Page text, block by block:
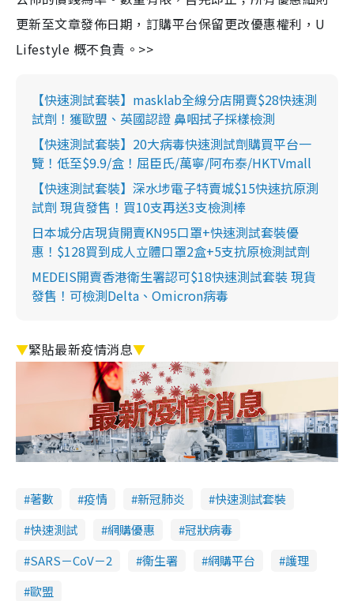
更新至文章發佈日期，訂購平台保留更改優惠權利，U
Lifestyle 概不負責。>>
【快速測試套裝】masklab全線分店開賣$28快速測
試劑！獲歐盟、英國認證 鼻咽拭子採樣檢測
【快速測試套裝】20大病毒快速測試劑購買平台一
覽！低至$9.9/盒！屈臣氏/萬寧/阿布泰/HKTVmall
【快速測試套裝】深水埗電子特賣城$15快速抗原測
試劑 現貨發售！買10支再送3支檢測棒
日本城分店現貨開賣KN95口罩+快速測試套裝優
惠！$128買到成人立體口罩2盒+5支抗原檢測試劑
MEDEIS開賣香港衛生署認可$18快速測試套裝 現貨
發售！可檢測Delta、Omicron病毒
▼緊貼最新疫情消息▼
著數 疫情 新冠肺炎
快速測試套裝
快速測試
網購優惠
冠狀病毒
SARS－CoV－2
衞生署 網購平台
護理
歐盟